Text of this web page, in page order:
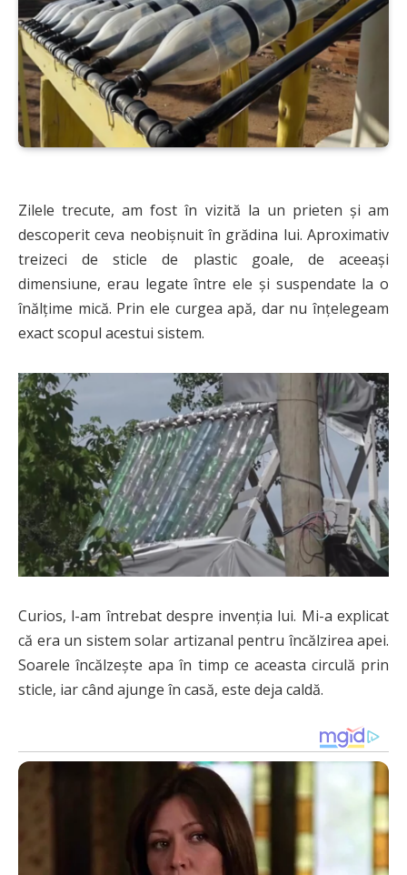
Zilele trecute, am fost în vizită la un prieten și am
descoperit ceva neobișnuit în grădina lui. Aproximativ
treizeci de sticle de plastic goale, de aceeași
dimensiune, erau legate între ele și suspendate la o
înălțime mică. Prin ele curgea apă, dar nu înțelegeam
exact scopul acestui sistem.
Curios, l-am întrebat despre invenția lui. Mi-a explicat
că era un sistem solar artizanal pentru încălzirea apei.
Soarele încălzește apa în timp ce aceasta circulă prin
sticle, iar când ajunge în casă, este deja caldă.